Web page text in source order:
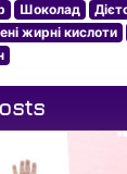
Шоколад
жирні кислоти